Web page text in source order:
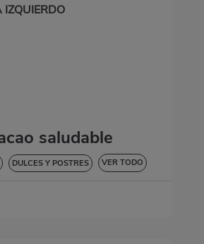
IZQUIERDO
saludable
DULCES Y POSTRES VER TODO